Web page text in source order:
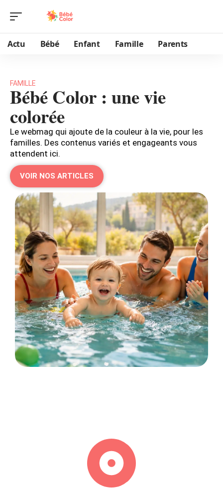
Actu Bébé Enfant Famille Parents
FAMILLE
Bébé Color : une vie
colorée
Le webmag qui ajoute de la couleur à la vie, pour les
familles. Des contenus variés et engageants vous
attendent ici.
VOIR NOS ARTICLES